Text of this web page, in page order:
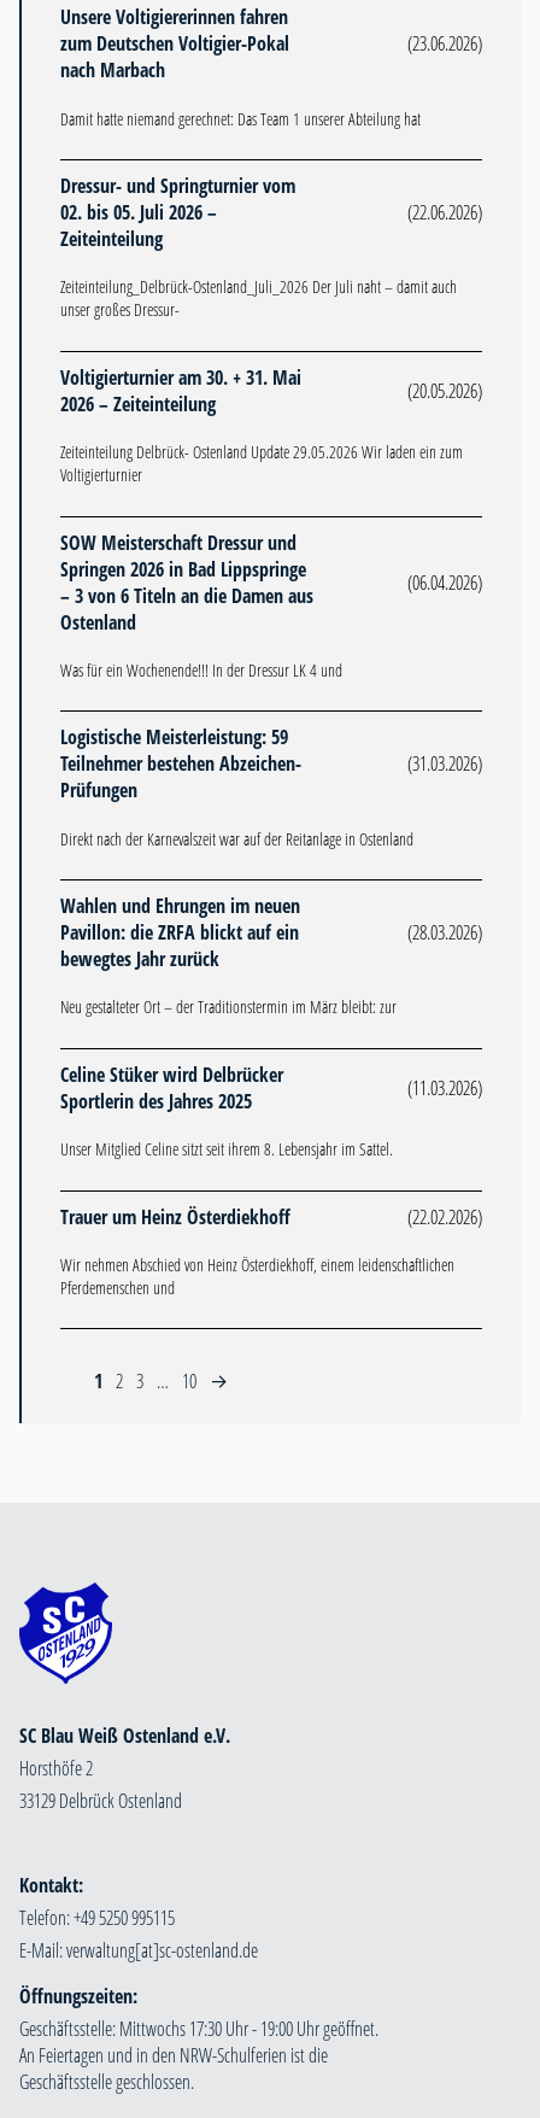
Unsere Voltigiererinnen fahren
zum Deutschen Voltigier-Pokal
nach Marbach
(23.06.2026)
Damit hatte niemand gerechnet: Das Team 1 unserer Abteilung hat
Dressur- und Springturnier vom
02. bis 05. Juli 2026 –
Zeiteinteilung
(22.06.2026)
Zeiteinteilung_Delbrück-Ostenland_Juli_2026 Der Juli naht – damit auch
unser großes Dressur-
Voltigierturnier am 30. + 31. Mai
2026 – Zeiteinteilung
(20.05.2026)
Zeiteinteilung Delbrück- Ostenland Update 29.05.2026 Wir laden ein zum
Voltigierturnier
SOW Meisterschaft Dressur und
Springen 2026 in Bad Lippspringe
– 3 von 6 Titeln an die Damen aus
Ostenland
(06.04.2026)
Was für ein Wochenende!!! In der Dressur LK 4 und
Logistische Meisterleistung: 59
Teilnehmer bestehen Abzeichen-
Prüfungen
(31.03.2026)
Direkt nach der Karnevalszeit war auf der Reitanlage in Ostenland
Wahlen und Ehrungen im neuen
Pavillon: die ZRFA blickt auf ein
bewegtes Jahr zurück
(28.03.2026)
Neu gestalteter Ort – der Traditionstermin im März bleibt: zur
Celine Stüker wird Delbrücker
Sportlerin des Jahres 2025
(11.03.2026)
Unser Mitglied Celine sitzt seit ihrem 8. Lebensjahr im Sattel.
Trauer um Heinz Österdiekhoff (22.02.2026)
Wir nehmen Abschied von Heinz Österdiekhoff, einem leidenschaftlichen
Pferdemenschen und
1 2 3 … 10 →
SC Blau Weiß Ostenland e.V.
Horsthöfe 2
33129 Delbrück Ostenland
Kontakt:
Telefon: +49 5250 995115
E-Mail:
Öffnungszeiten:
Geschäftsstelle: Mittwochs 17:30 Uhr - 19:00 Uhr geöffnet.
An Feiertagen und in den NRW-Schulferien ist die
Geschäftsstelle geschlossen.